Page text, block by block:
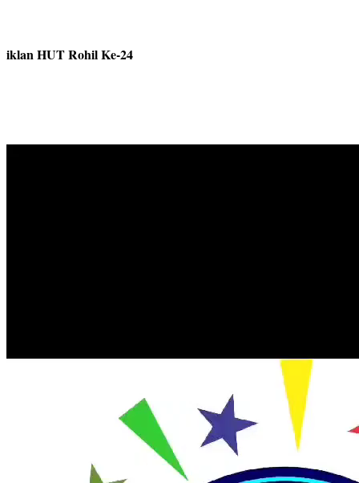
iklan HUT Rohil Ke-24